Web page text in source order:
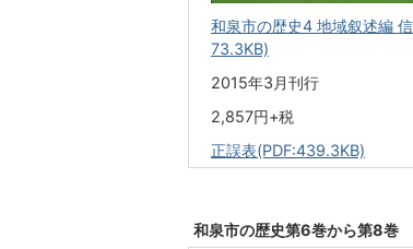
和泉市の歴史4 地域叙述編
73.3KB)
2015年3月刊行
2,857円+税
正誤表(PDF:439.3KB)
和泉市の歴史第6巻から第8巻